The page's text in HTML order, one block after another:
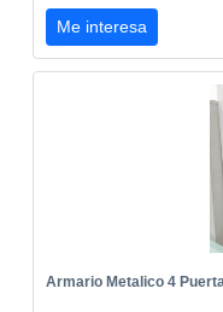
Me interesa
Armario Metalico 4